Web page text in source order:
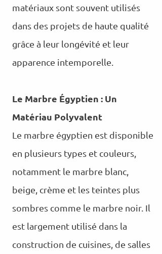
matériaux sont souvent utilisés
dans des projets de haute qualité
grâce à leur longévité et leur
apparence intemporelle.
Le Marbre Égyptien : Un
Matériau Polyvalent
Le marbre égyptien est disponible
en plusieurs types et couleurs,
notamment le marbre blanc,
beige, crème et les teintes plus
sombres comme le marbre noir. Il
est largement utilisé dans la
construction de cuisines, de salles